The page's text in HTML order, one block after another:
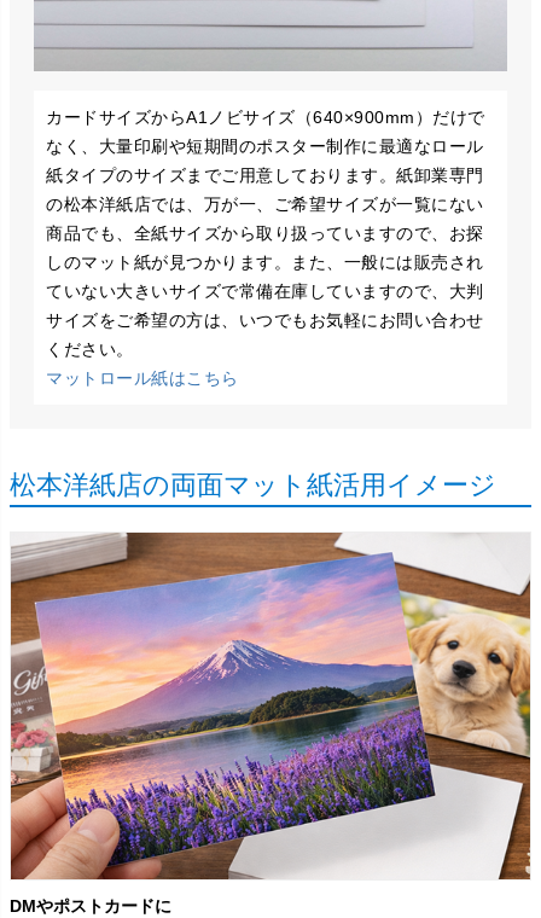
カードサイズからA1ノビサイズ（640×900mm）だけで
なく、大量印刷や短期間のポスター制作に最適なロール
紙タイプのサイズまでご用意しております。紙卸業専門
の松本洋紙店では、万が一、ご希望サイズが一覧にない
商品でも、全紙サイズから取り扱っていますので、お探
しのマット紙が見つかります。また、一般には販売され
ていない大きいサイズで常備在庫していますので、大判
サイズをご希望の方は、いつでもお気軽にお問い合わせ
ください。
マットロール紙はこちら
松本洋紙店の両面マット紙活用イメージ
DMやポストカードに